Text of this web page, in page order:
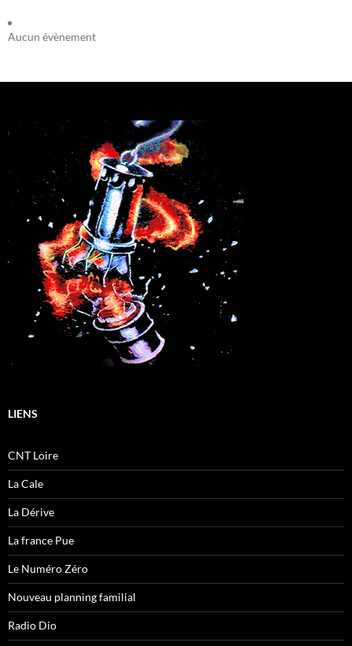
Aucun évènement
LIENS
CNT Loire
La Cale
La Dérive
La france Pue
Le Numéro Zéro
Nouveau planning familial
Radio Dio